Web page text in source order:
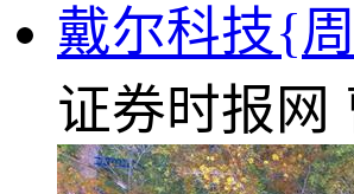
戴尔科技{
证券时报网